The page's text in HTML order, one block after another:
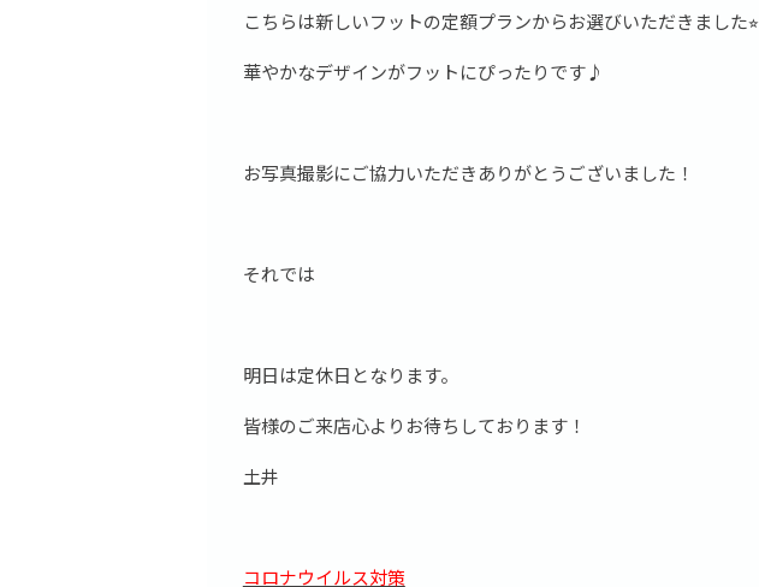
こちらは新しいフットの定額プランからお選びいただきました⭐︎
華やかなデザインがフットにぴったりです♪
お写真撮影にご協力いただきありがとうございました！
それでは
明日は定休日となります。
皆様のご来店心よりお待ちしております！
土井
コロナウイルス対策